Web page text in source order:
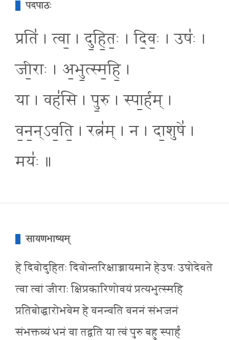
पदपाठः
प्रति॑ । त्वा॒ । दु॒हि॒तः॒ । दि॒वः॒ । उषः॑ ।
जी॒राः । अ॒भु॒त्स्म॒हि॒ ।
या । वह॑सि । पु॒रु । स्पा॒र्हम् ।
व॒न॒न्ऽव॒ति॒ । रत्न॑म् । न । दा॒शुषे॑ ।
मयः॑ ॥
सायणभाष्यम्
हे दिवोदुहितः दिवोन्तरिक्षाज्जायमाने हेउषः उषोदेवते
त्वा त्वां जीराः क्षिप्रकारिणोवयं प्रत्यभुत्स्महि
प्रतिबोद्धारोभवेम हे वनन्वति वननं संभजनं
संभक्तव्यं धनं वा तद्वति या त्वं पुरु बहु स्पार्हं